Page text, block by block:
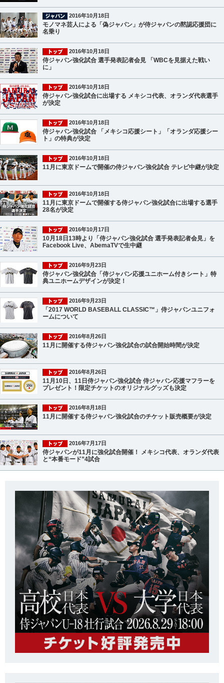
2016年10月18日
モノマネ芸人による「偽ジャパン」が侍ジャパンの黙認応援団に
名乗り
2016年10月18日
侍ジャパン強化試合 選手発表記者会見 「WBCを見据えた戦い
に」
2016年10月18日
侍ジャパン強化試合に出場する メキシコ代表、オランダ代表選手
が決定
2016年10月18日
侍ジャパン強化試合 「メキシコ応援シート」「オランダ応援シー
ト」の特典が決定
2016年10月18日
11月に東京ドームで開催の侍ジャパン強化試合 テレビ中継が決定
2016年10月18日
11月に東京ドームで開催する侍ジャパン強化試合に出場する選手
28名が決定
2016年10月17日
10月18日13時より「侍ジャパン強化試合 選手発表記者会見」を
Facebook Live、AbemaTVで生中継
2016年9月23日
侍ジャパン強化試合「侍ジャパン応援ユニホーム付きシート」特
典ユニホームデザインが決定！
2016年9月23日
「2017 WORLD BASEBALL CLASSIC™」侍ジャパンユニフォ
ームについて
2016年8月26日
11月に開催する侍ジャパン強化試合の試合開始時間が決定
2016年8月26日
11月10日、11日侍ジャパン強化試合 侍ジャパン応援マフラーを
プレゼント！限定チケットのオリジナルグッズも決定
2016年8月18日
11月に開催する侍ジャパン強化試合のチケット販売概要が決定
2016年7月17日
侍ジャパンが11月に強化試合開催！ メキシコ代表、オランダ代表
と“本番モード”4試合